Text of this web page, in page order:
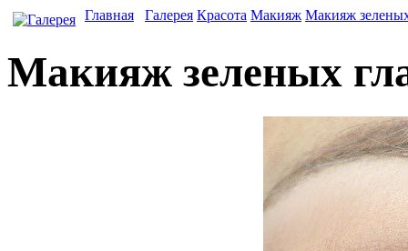
Главная Галерея Красота Макияж Макияж
Макияж зеленых